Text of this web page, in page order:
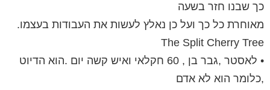
כך שבנו חזר בשעה
מאוחרת כל כך ועל כן נאלץ לעשות את העבודות בעצמו.
The Split Cherry Tree
• לאסטר ,גבר בן , 60 חקלאי ואיש קשה יום .הוא הדיוט
,כלומר הוא לא אדם